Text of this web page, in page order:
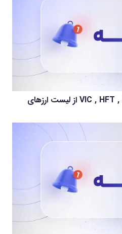
حذف ارزهای VIC , HFT , PYR , VANRY از لیست ارزهای